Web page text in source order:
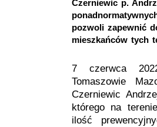
Czerniewic p.
pozwoli zapewnić
mieszkańców tych
7 czerwca
Tomaszowie
Czerniewic
którego na
ilość